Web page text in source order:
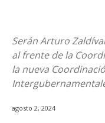
Serán Arturo
al frente de la
la nueva
agosto 2, 2024